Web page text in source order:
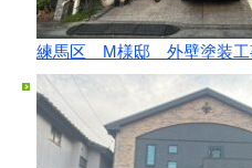
練馬区 M様邸 外壁塗装工